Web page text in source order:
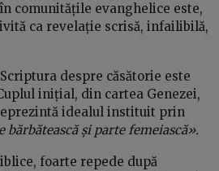
comunitățile evanghelice este,
ca revelație scrisă, infailibilă,
despre căsătorie este
inițial, din cartea Genezei,
idealul instituit prin
bărbătească și parte femeiască».
foarte repede după